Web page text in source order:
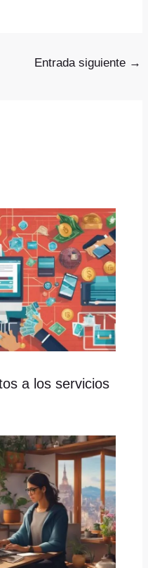
Entrada siguiente →
a los servicios